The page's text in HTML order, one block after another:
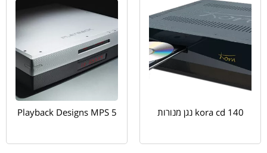
kora cd 140 נגן מנורות Playback Designs MPS 5